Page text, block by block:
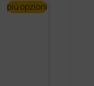
più opzioni